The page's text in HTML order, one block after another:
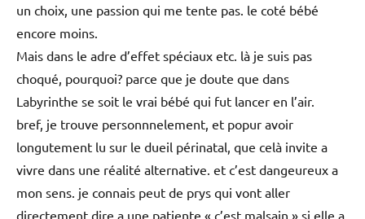
un choix, une passion qui me tente pas. le coté bébé
encore moins.
Mais dans le adre d’effet spéciaux etc. là je suis pas
choqué, pourquoi? parce que je doute que dans
Labyrinthe se soit le vrai bébé qui fut lancer en l’air.
bref, je trouve personnnelement, et popur avoir
longutement lu sur le dueil périnatal, que celà invite a
vivre dans une réalité alternative. et c’est dangeureux a
mon sens. je connais peut de prys qui vont aller
directement dire a une patiente « c’est malsain » si elle a